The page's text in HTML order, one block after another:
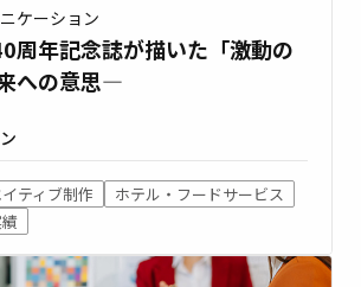
ケーション
周年記念誌が描いた「激動の
への意思―
ティブ制作
ホテル・フードサービス